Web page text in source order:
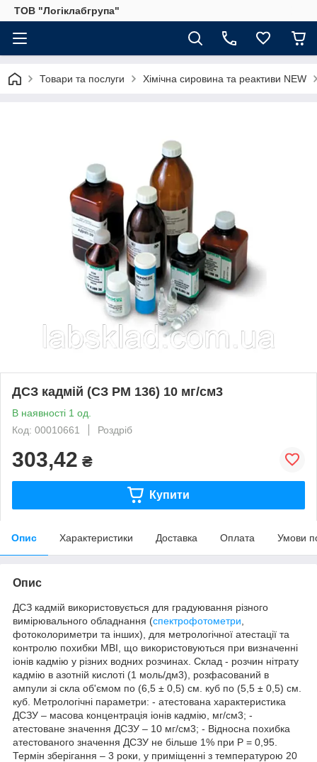
ТОВ "Логіклабгрупа"
Товари та послуги Хімічна сировина та реактиви NEW
ДСЗ кадмій (СЗ РМ 136) 10 мг/см3
В наявності 1 од.
Код: 00010661
Роздріб
303,42 ₴
Купити
Опис Характеристики Доставка Оплата Умови
Опис
ДСЗ кадмій використовується для градуювання різного
вимірювального обладнання (спектрофотометри
фотоколориметри та інших), для метрологічної атестації та
контролю похибки МВІ, що використовуються при визначенні
іонів кадмію у різних водних розчинах. Склад - розчин нітрату
кадмію в азотній кислоті (1 моль/дм3), розфасований в
ампули зі скла об'ємом по (6,5 ± 0,5) см. куб по (5,5 ± 0,5) см.
куб. Метрологічні параметри: - атестована характеристика
ДСЗУ – масова концентрація іонів кадмію, мг/см3; -
атестоване значення ДСЗУ – 10 мг/см3; - Відносна похибка
атестованого значення ДСЗУ не більше 1% при Р = 0,95.
Термін зберігання – 3 роки, у приміщенні з температурою 20